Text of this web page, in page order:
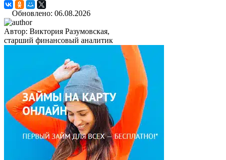
Обновлено: 06.08.2026
Автор: Виктория Разумовская,
старший финансовый аналитик